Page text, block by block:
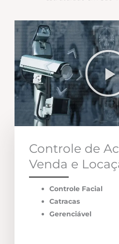
Controle de
Venda e
Controle Facial
Catracas
Gerenciável